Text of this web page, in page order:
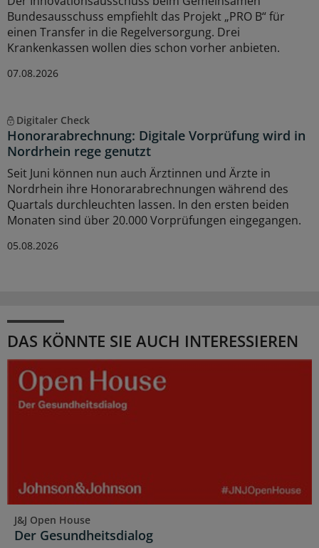
Bundesausschuss empfiehlt das Projekt „PRO B“ für
einen Transfer in die Regelversorgung. Drei
Krankenkassen wollen dies schon vorher anbieten.
07.08.2026
Digitaler Check
Honorarabrechnung: Digitale Vorprüfung wird in
Nordrhein rege genutzt
Seit Juni können nun auch Ärztinnen und Ärzte in
Nordrhein ihre Honorarabrechnungen während des
Quartals durchleuchten lassen. In den ersten beiden
Monaten sind über 20.000 Vorprüfungen eingegangen.
05.08.2026
DAS KÖNNTE SIE AUCH INTERESSIEREN
J&J Open House
Der Gesundheitsdialog